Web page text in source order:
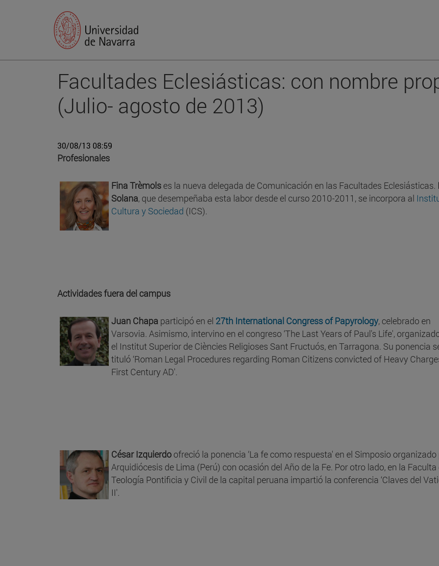
Facultades Eclesiásticas: con nombre
(Julio- agosto de 2013)
30/08/13 08:59
Profesionales
Fina Trèmols es la nueva delegada de Comunicación en las Facultades Eclesiásticas.
Solana, que desempeñaba esta labor desde el curso 2010-2011, se incorpora al
Cultura y Sociedad (ICS).
Actividades fuera del campus
Juan Chapa participó en el 27th International Congress of Papyrology, celebrado en
Varsovia. Asimismo, intervino en el congreso ‘The Last Years of Paul's Life',
el Institut Superior de Ciències Religioses Sant Fructuós, en Tarragona. Su ponencia
tituló ‘Roman Legal Procedures regarding Roman Citizens convicted of Heavy
First Century AD'.
César Izquierdo ofreció la ponencia ‘La fe como respuesta' en el Simposio organizado
Arquidiócesis de Lima (Perú) con ocasión del Año de la Fe. Por otro lado, en la Faculta
Teología Pontificia y Civil de la capital peruana impartió la conferencia ‘Claves del
II'.